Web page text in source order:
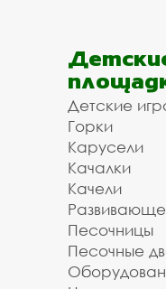
Детские
Горки
Карусели
Качалки
Качели
Песочницы
Песочные